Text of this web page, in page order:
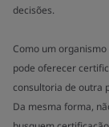
decisões.
Como um
pode oferecer
consultoria de outra
Da mesma forma,